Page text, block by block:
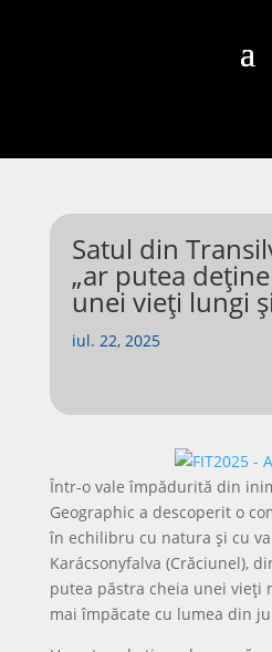
Satul din
„ar putea
unei vieți lungi
iul. 22, 2025
Într-o vale împădurită din
Geographic a descoperit o
în echilibru cu natura și cu
Karácsonyfalva (Crăciunel),
putea păstra cheia unei vieți
mai împăcate cu lumea din